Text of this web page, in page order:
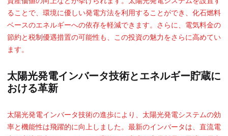
ることで、環境に優しい発電方法を利用することができ、化石燃料
ベースのエネルギーへの依存を軽減できます。さらに、電気料金の
節約と税制優遇措置の可能性も、この投資の魅力をさらに高めてい
ます。
太陽光発電インバータ技術とエネルギー貯蔵に
おける革新
太陽光発電インバータ技術の進歩により、太陽光発電システムの効
率と機能性は飛躍的に向上しました。最新のインバータは、直流電